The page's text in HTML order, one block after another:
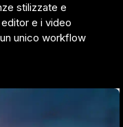
stilizzate e
e i video
unico workflow